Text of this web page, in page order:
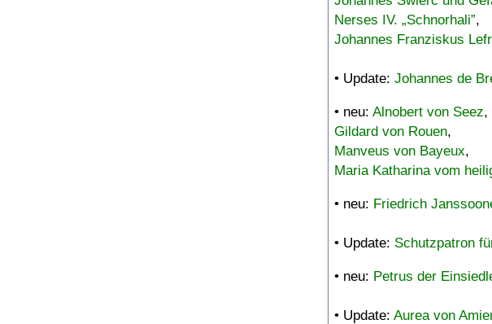
Nerses IV. „Schnorhali”,
Johannes Franziskus
• Update: Johannes de
• neu: Alnobert von Seez,
Gildard von Rouen,
Manveus von Bayeux,
Maria Katharina vom
• neu: Friedrich
• Update: Schutzpatron
• neu: Petrus der
• Update: Aurea von